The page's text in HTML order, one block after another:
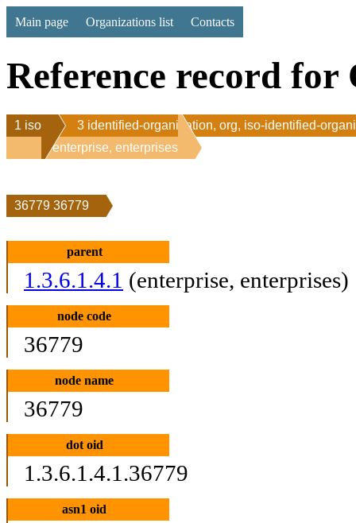
Main page Organizations list Contacts
Reference record for
1 iso
3 identified-organization, org, iso-identified-
1 enterprise, enterprises
36779 36779
parent
1.3.6.1.4.1 (enterprise, enterprises)
node code
36779
node name
36779
dot oid
1.3.6.1.4.1.36779
asn1 oid